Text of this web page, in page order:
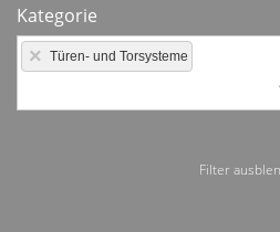
Kategorie
Türen- und Torsysteme
×
Filter